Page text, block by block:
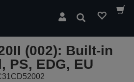
Cerca
(002): Built-in
PS, EDG, EU